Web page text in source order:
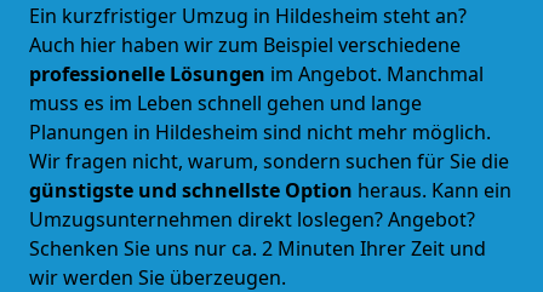
Ein kurzfristiger Umzug in Hildesheim steht an?
Auch hier haben wir zum Beispiel verschiedene
professionelle Lösungen im Angebot. Manchmal
muss es im Leben schnell gehen und lange
Planungen in Hildesheim sind nicht mehr möglich.
Wir fragen nicht, warum, sondern suchen für Sie die
günstigste und schnellste Option heraus. Kann ein
Umzugsunternehmen direkt loslegen? Angebot?
Schenken Sie uns nur ca. 2 Minuten Ihrer Zeit und
wir werden Sie überzeugen.